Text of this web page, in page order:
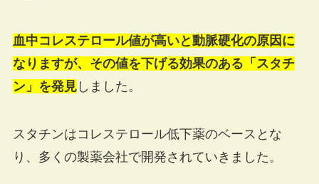
血中コレステロール値が高いと動脈硬化の原因に
なりますが、その値を下げる効果のある 「スタチ
ン」を発見しました。
スタチンはコレステロール低下薬のベースとな
り、多くの製薬会社で開発されていきました。